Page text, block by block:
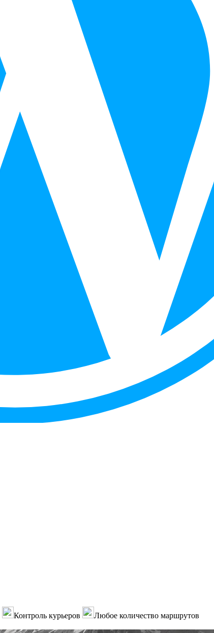
Контроль курьеров
Любое количество маршрутов